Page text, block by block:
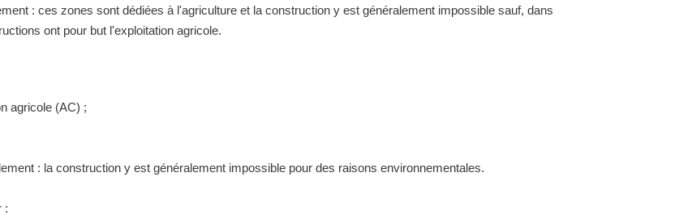
: ces zones sont dédiées à l'agriculture et la construction y est généralement impossible sauf, dans
ont pour but l'exploitation agricole.
agricole (AC) ;
: la construction y est généralement impossible pour des raisons environnementales.
: